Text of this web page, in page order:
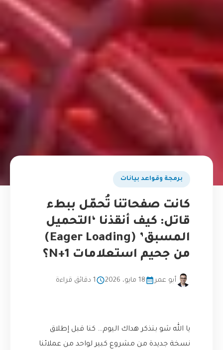
برمجة وقواعد بيانات
كانت صفحاتنا تُحمّل ببطء
قاتل: كيف أنقذنا ‘التحميل
المسبق’ (Eager Loading)
من جحيم استعلامات N+1؟
أبو عمر 18 مايو، 2026 1 دقائق قراءة
يا الله شو بتذكر هداك اليوم… كنا قبل إطلاق
نسخة جديدة من مشروع كبير لواحد من عملائنا